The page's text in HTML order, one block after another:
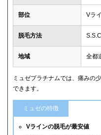
部位 Vラ
脱毛方法
地域 全都
ミュゼプラチナムでは、痛みの
できます。
ミュゼの特徴
Vラインの脱毛が最安値